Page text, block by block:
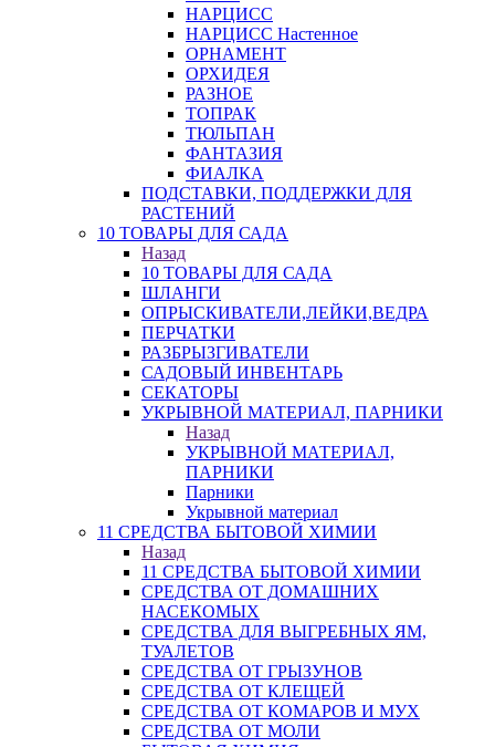
НАРЦИСС
НАРЦИСС Настенное
ОРНАМЕНТ
ОРХИДЕЯ
РАЗНОЕ
ТОПРАК
ТЮЛЬПАН
ФАНТАЗИЯ
ФИАЛКА
ПОДСТАВКИ, ПОДДЕРЖКИ ДЛЯ
РАСТЕНИЙ
10 ТОВАРЫ ДЛЯ САДА
Назад
10 ТОВАРЫ ДЛЯ САДА
ШЛАНГИ
ОПРЫСКИВАТЕЛИ,ЛЕЙКИ,ВЕДРА
ПЕРЧАТКИ
РАЗБРЫЗГИВАТЕЛИ
САДОВЫЙ ИНВЕНТАРЬ
СЕКАТОРЫ
УКРЫВНОЙ МАТЕРИАЛ, ПАРНИКИ
Назад
УКРЫВНОЙ МАТЕРИАЛ,
ПАРНИКИ
Парники
Укрывной материал
11 СРЕДСТВА БЫТОВОЙ ХИМИИ
Назад
11 СРЕДСТВА БЫТОВОЙ ХИМИИ
СРЕДСТВА ОТ ДОМАШНИХ
НАСЕКОМЫХ
СРЕДСТВА ДЛЯ ВЫГРЕБНЫХ ЯМ,
ТУАЛЕТОВ
СРЕДСТВА ОТ ГРЫЗУНОВ
СРЕДСТВА ОТ КЛЕЩЕЙ
СРЕДСТВА ОТ КОМАРОВ И МУХ
СРЕДСТВА ОТ МОЛИ